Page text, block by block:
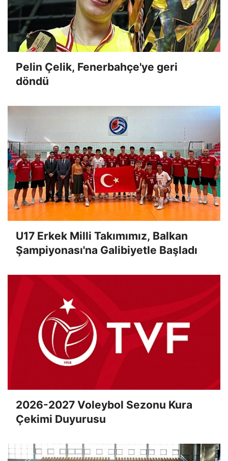
Pelin Çelik, Fenerbahçe'ye geri
döndü
U17 Erkek Milli Takımımız, Balkan
Şampiyonası'na Galibiyetle Başladı
2026-2027 Voleybol Sezonu Kura
Çekimi Duyurusu